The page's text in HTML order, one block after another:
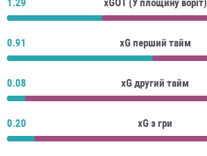
1.29 xGOT (У площину воріт)
0.91 xG перший тайм
0.08 xG другий тайм
0.20 xG з гри